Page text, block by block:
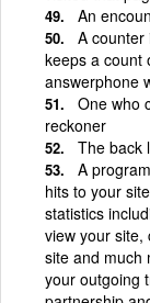
An
A counter
keeps a count
answerphone
One who
reckoner
The back
A
hits to your
statistics
view your site,
site and much
your outgoing